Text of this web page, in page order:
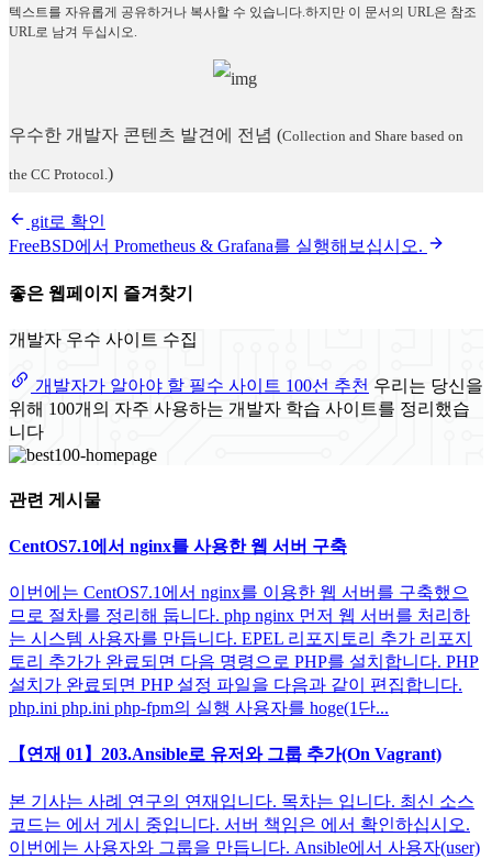
텍스트를 자유롭게 공유하거나 복사할 수 있습니다.하지만 이 문서의 URL은 참조
URL로 남겨 두십시오.
우수한 개발자 콘텐츠 발견에 전념 (Collection and Share based on
the CC Protocol.)
git로 확인
FreeBSD에서 Prometheus & Grafana를 실행해보십시오.
좋은 웹페이지 즐겨찾기
개발자 우수 사이트 수집
개발자가 알아야 할 필수 사이트 100선 추천 우리는 당신을
위해 100개의 자주 사용하는 개발자 학습 사이트를 정리했습
니다
관련 게시물
CentOS7.1에서 nginx를 사용한 웹 서버 구축
이번에는 CentOS7.1에서 nginx를 이용한 웹 서버를 구축했으
므로 절차를 정리해 둡니다. php nginx 먼저 웹 서버를 처리하
는 시스템 사용자를 만듭니다. EPEL 리포지토리 추가 리포지
토리 추가가 완료되면 다음 명령으로 PHP를 설치합니다. PHP
설치가 완료되면 PHP 설정 파일을 다음과 같이 편집합니다.
php.ini php.ini php-fpm의 실행 사용자를 hoge(1단...
【연재 01】203.Ansible로 유저와 그룹 추가(On Vagrant)
본 기사는 사례 연구의 연재입니다. 목차는 입니다. 최신 소스
코드는 에서 게시 중입니다. 서버 책임은 에서 확인하십시오.
이번에는 사용자와 그룹을 만듭니다. Ansible에서 사용자(user)